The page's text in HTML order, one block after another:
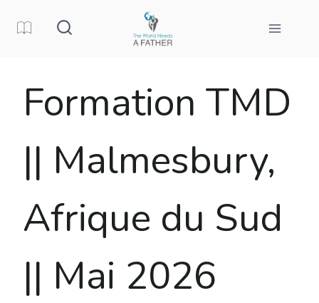
Formation TMD
|| Malmesbury,
Afrique du Sud
|| Mai 2026